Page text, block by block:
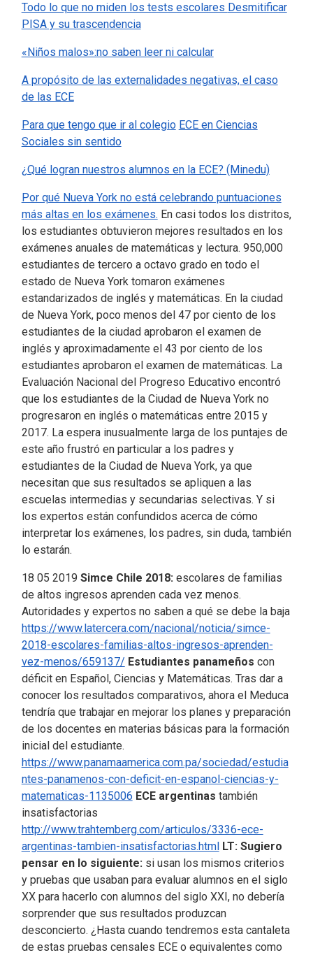
Todo lo que no miden los tests escolares Desmitificar
PISA y su trascendencia
«Niños malos»:no saben leer ni calcular
A propósito de las externalidades negativas, el caso
de las ECE
Para que tengo que ir al colegio ECE en Ciencias
Sociales sin sentido
¿Qué logran nuestros alumnos en la ECE? (Minedu)
Por qué Nueva York no está celebrando puntuaciones
más altas en los exámenes. En casi todos los distritos,
los estudiantes obtuvieron mejores resultados en los
exámenes anuales de matemáticas y lectura. 950,000
estudiantes de tercero a octavo grado en todo el
estado de Nueva York tomaron exámenes
estandarizados de inglés y matemáticas. En la ciudad
de Nueva York, poco menos del 47 por ciento de los
estudiantes de la ciudad aprobaron el examen de
inglés y aproximadamente el 43 por ciento de los
estudiantes aprobaron el examen de matemáticas. La
Evaluación Nacional del Progreso Educativo encontró
que los estudiantes de la Ciudad de Nueva York no
progresaron en inglés o matemáticas entre 2015 y
2017. La espera inusualmente larga de los puntajes de
este año frustró en particular a los padres y
estudiantes de la Ciudad de Nueva York, ya que
necesitan que sus resultados se apliquen a las
escuelas intermedias y secundarias selectivas. Y si
los expertos están confundidos acerca de cómo
interpretar los exámenes, los padres, sin duda, también
lo estarán.
18 05 2019 Simce Chile 2018:escolares de familias
de altos ingresos aprenden cada vez menos.
Autoridades y expertos no saben a qué se debe la baja
https://www.latercera.com/nacional/noticia/simce-
2018-escolares-familias-altos-ingresos-aprenden-
vez-menos/659137/ Estudiantes panameños con
déficit en Español, Ciencias y Matemáticas. Tras dar a
conocer los resultados comparativos, ahora el Meduca
tendría que trabajar en mejorar los planes y preparación
de los docentes en materias básicas para la formación
inicial del estudiante.
https://www.panamaamerica.com.pa/sociedad/estudia
ntes-panamenos-con-deficit-en-espanol-ciencias-y-
matematicas-1135006 ECE argentinas también
insatisfactorias
http://www.trahtemberg.com/articulos/3336-ece-
argentinas-tambien-insatisfactorias.html LT: Sugiero
pensar en lo siguiente:si usan los mismos criterios
y pruebas que usaban para evaluar alumnos en el siglo
XX para hacerlo con alumnos del siglo XXI, no debería
sorprender que sus resultados produzcan
desconcierto. ¿Hasta cuando tendremos esta cantaleta
de estas pruebas censales ECE o equivalentes como